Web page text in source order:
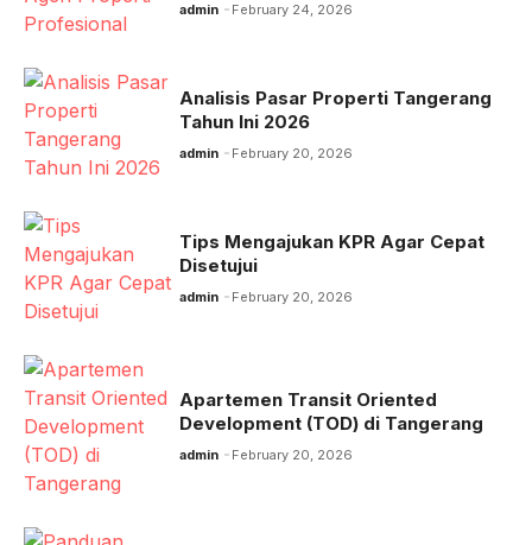
admin February 24, 2026
Analisis Pasar Properti Tangerang
Tahun Ini 2026
admin February 20, 2026
Tips Mengajukan KPR Agar Cepat
Disetujui
admin February 20, 2026
Apartemen Transit Oriented
Development (TOD) di Tangerang
admin February 20, 2026